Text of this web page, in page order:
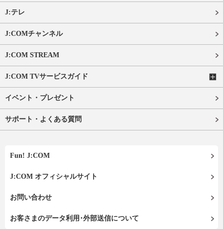
J:テレ
J:COMチャンネル
J:COM STREAM
J:COM TVサービスガイド
イベント・プレゼント
サポート・よくある質問
Fun! J:COM
J:COM オフィシャルサイト
お問い合わせ
お客さまのデータ利用･外部送信について